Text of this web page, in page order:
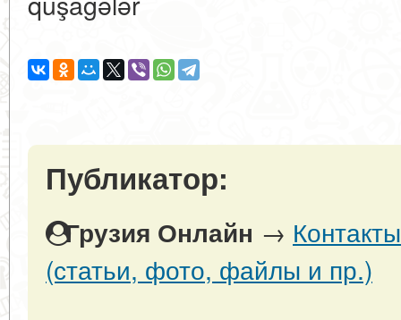
Публикатор:
Грузия Онлайн →
(статьи, фото, файлы и пр.)